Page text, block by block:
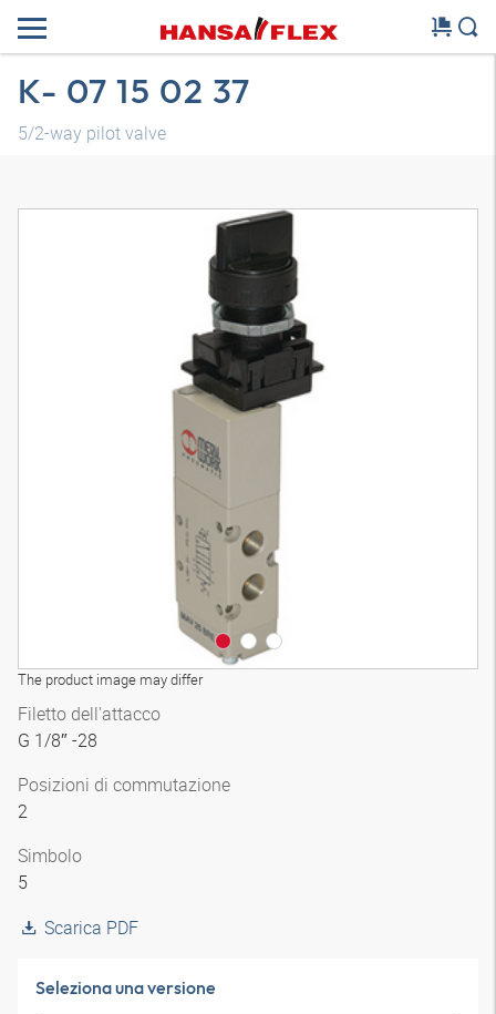
K- 07 15 02 37
5/2-way pilot valve
The product image may differ
Modello 3D
Filetto dell'attacco
G 1/8″ -28
Posizioni di commutazione
2
Simbolo
5
Scarica PDF
Seleziona una versione